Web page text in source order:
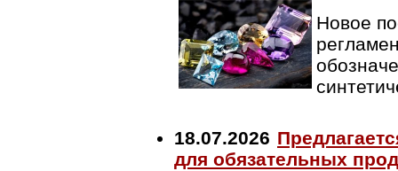
Новое
18.07.2026
для обязательных